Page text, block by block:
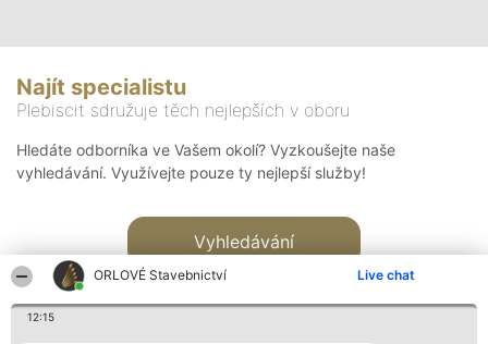
ORLOVÉ Stavebnictví Live chat
12:15
Najít specialistu
Plebiscit sdružuje těch nejlepších v oboru
Hledáte odborníka ve Vašem okolí? Vyzkoušejte naše
vyhledávání. Využívejte pouze ty nejlepší služby!
Vyhledávání